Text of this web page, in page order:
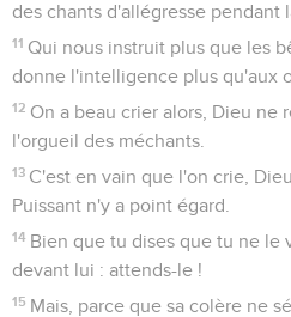
des chants d'allégresse pendant
11 Qui nous instruit plus que les
donne l'intelligence plus qu'aux
12 On a beau crier alors, Dieu ne
l'orgueil des méchants.
13 C'est en vain que l'on crie,
Puissant n'y a point égard.
14 Bien que tu dises que tu ne le
devant lui : attends-le !
15 Mais, parce que sa colère ne